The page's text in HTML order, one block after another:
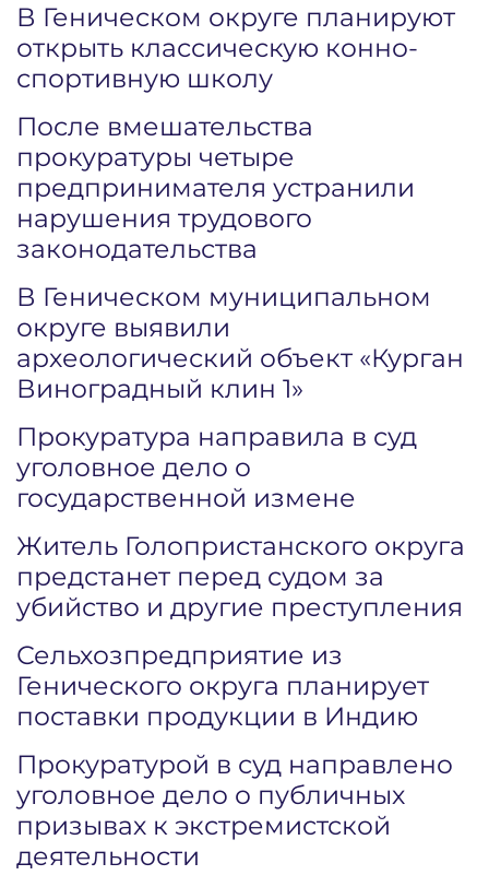
В Геническом округе планируют
открыть классическую конно-
спортивную школу
После вмешательства
прокуратуры четыре
предпринимателя устранили
нарушения трудового
законодательства
В Геническом муниципальном
округе выявили
археологический объект «Курган
Виноградный клин 1»
Прокуратура направила в суд
уголовное дело о
государственной измене
Житель Голопристанского округа
предстанет перед судом за
убийство и другие преступления
Сельхозпредприятие из
Генического округа планирует
поставки продукции в Индию
Прокуратурой в суд направлено
уголовное дело о публичных
призывах к экстремистской
деятельности